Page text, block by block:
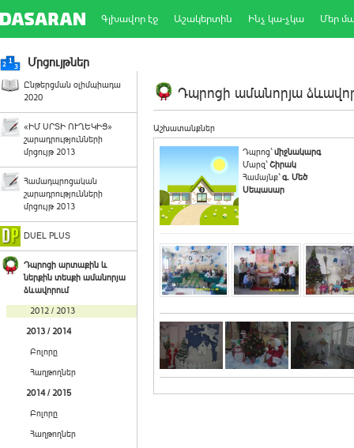
Գլխավոր էջ Աշակերտին Ինչ կա-չկա Մեր
Մրցույթներ
Ընթերցման օլիմպիադա
2020
«ԻՄ ՍՐՏԻ ՈՒՂԵԿԻՑ»
շարադրությունների
մրցույթ 2013
Համադպրոցական
շարադրությունների
մրցույթ 2013
DUEL PLUS
Դպրոցի արտաքին և
ներքին տեսքի ամանորյա
ձևավորում
2012 / 2013
2013 / 2014
Բոլորը
Հաղթողներ
2014 / 2015
Բոլորը
Հաղթողներ
Դպրոցի ամանորյա
Աշխատանքներ
Դպրոց`միջնակարգ
Մարզ`Շիրակ
Համայնք`գ. Մեծ
Սեպասար